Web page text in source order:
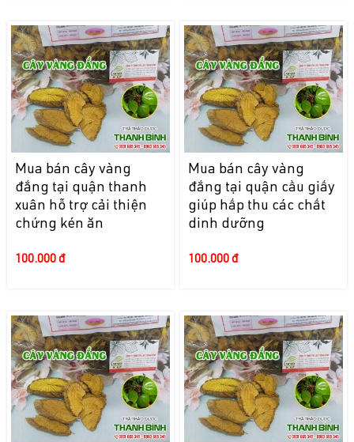
Mua bán cây vàng
đắng tại quận thanh
xuân hỗ trợ cải thiện
chứng kén ăn
100.000 đ
Mua bán cây vàng
đắng tại quận cầu giấy
giúp hấp thu các chất
dinh dưỡng
100.000 đ